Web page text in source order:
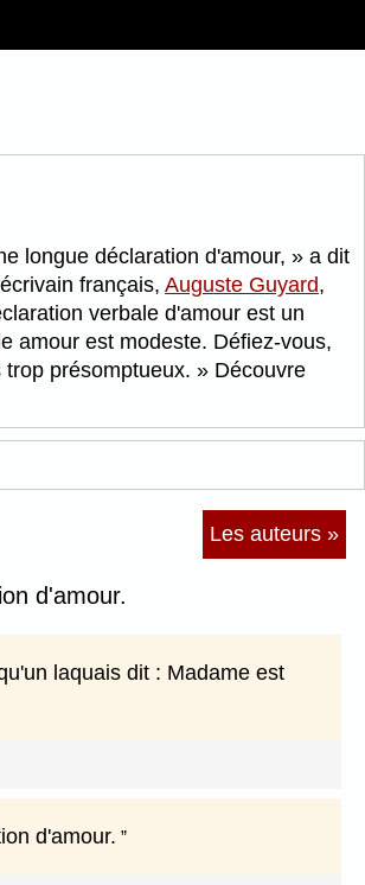
longue déclaration d'amour,
a dit
français, Auguste Guyard,
verbale d'amour est un
amour est modeste. Défiez-vous,
présomptueux.
Découvre
Les auteurs »
d'amour.
laquais dit : Madame est
d'amour.